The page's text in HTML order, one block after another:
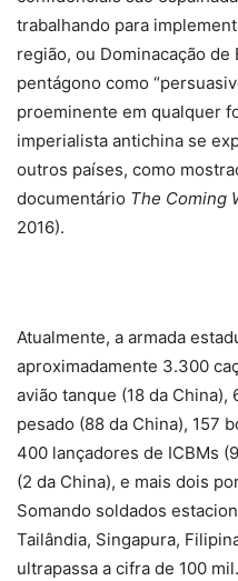
trabalhando para
região, ou Dominacação
pentágono como
proeminente em qualquer
imperialista antichina se
outros países, como
documentário The Coming
2016).
Atualmente, a armada
aproximadamente 3.300
avião tanque (18 da
pesado (88 da China), 157
400 lançadores de ICBMs
(2 da China), e mais dois
Somando soldados
Tailândia, Singapura,
ultrapassa a cifra de 100